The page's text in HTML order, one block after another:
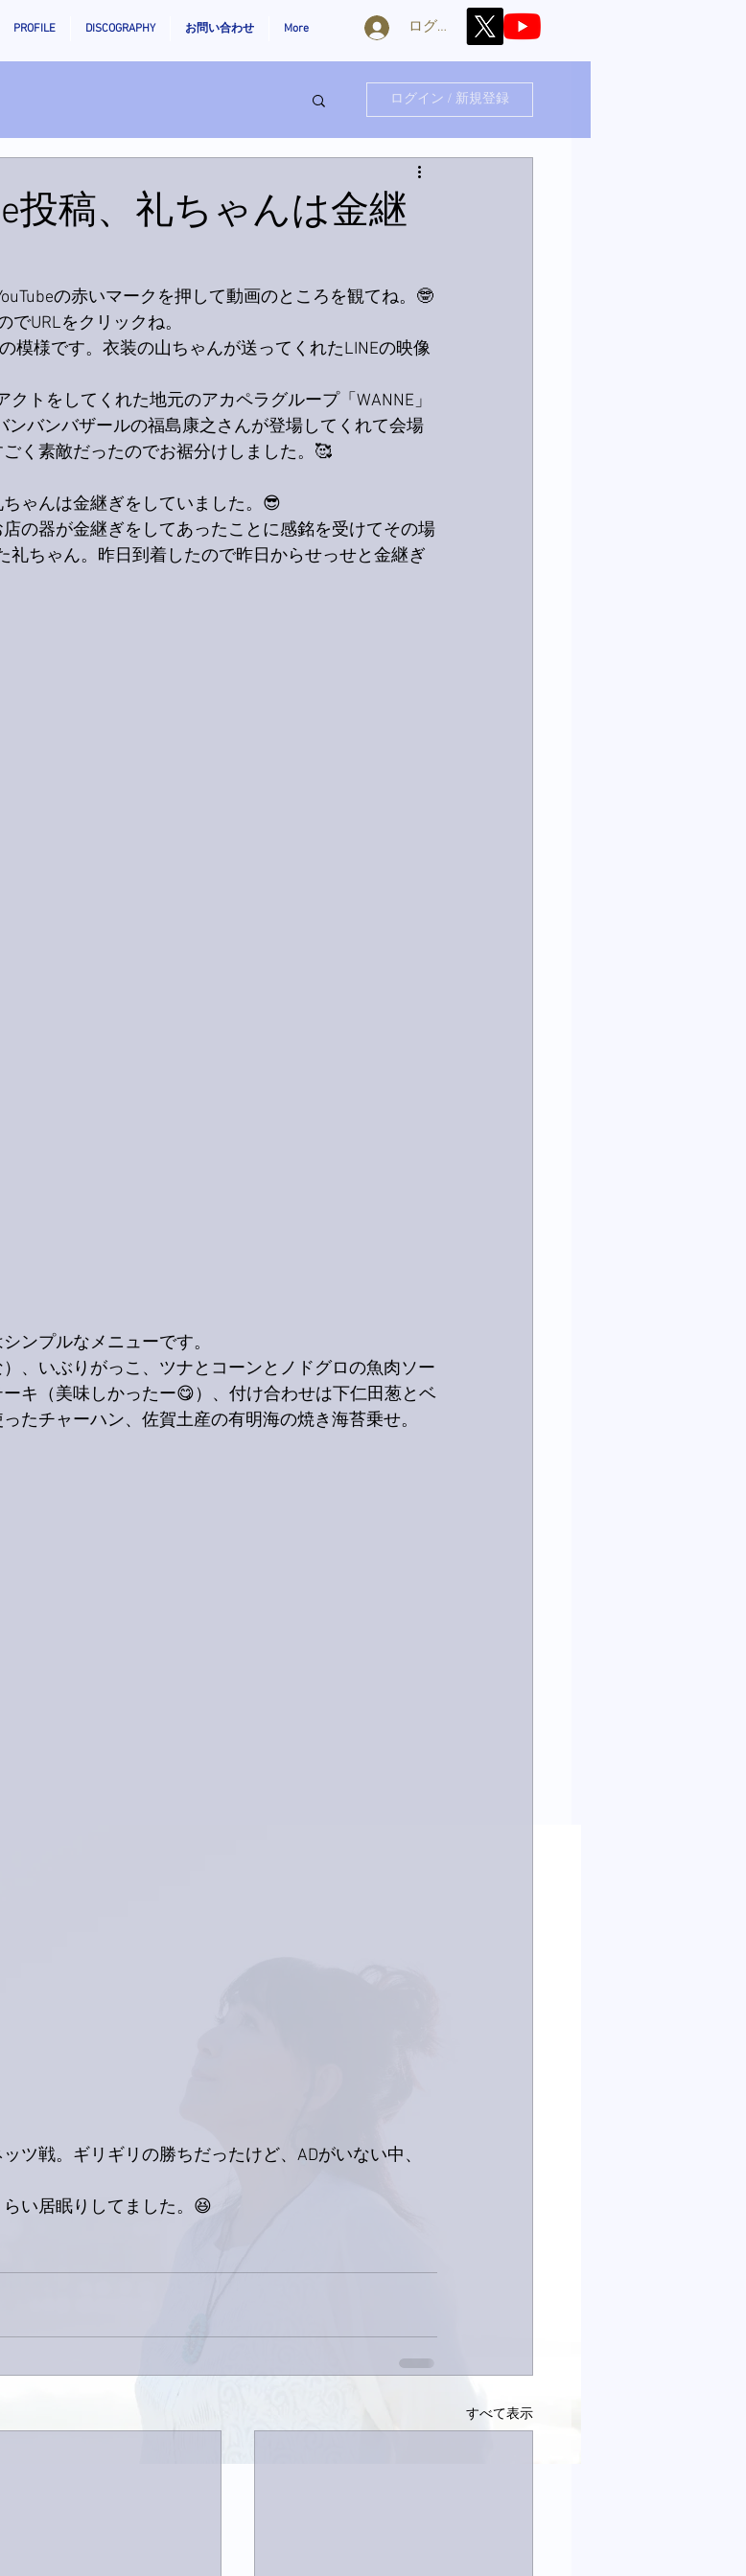
PROFILE DISCOGRAPHY お問い合わせ More ログイン
ログイン / 新規登録
投稿、礼ちゃんは金継
の赤いマークを押して動画のところを観てね。🤓
URLをクリックね。
模様です。衣装の山ちゃんが送ってくれたLINEの映像
クトをしてくれた地元のアカペラグループ「WANNE」
ンバンバザールの福島康之さんが登場してくれて会場
く素敵だったのでお裾分けしました。🥰
ゃんは金継ぎをしていました。😎
の器が金継ぎをしてあったことに感銘を受けてその場
礼ちゃん。昨日到着したので昨日からせっせと金継ぎ
ンプルなメニューです。
、いぶりがっこ、ツナとコーンとノドグロの魚肉ソー
キ（美味しかったー😋）、付け合わせは下仁田葱とベ
たチャーハン、佐賀土産の有明海の焼き海苔乗せ。
ツ戦。ギリギリの勝ちだったけど、ADがいない中、
い居眠りしてました。😆
すべて表示